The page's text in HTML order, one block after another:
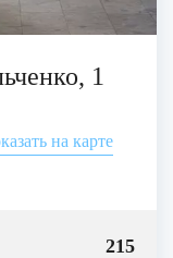
1
на карте
215